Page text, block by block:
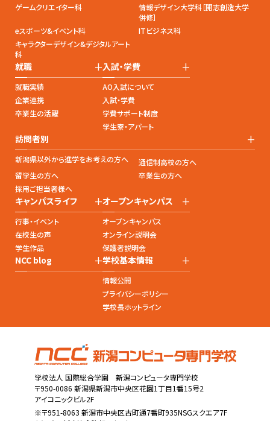
ゲームクリエイター科
情報デザイン大学科［開志創造大学
併修］
eスポーツ&イベント科
ITビジネス科
キャラクターデザイン&デジタルアート
科
就職 +
就職実績
企業連携
卒業生の活躍
入試・学費 +
AO入試について
入試・学費
学費サポート制度
学生寮・アパート
訪問者別 +
新潟県以外から進学をお考えの方へ
通信制高校の方へ
留学生の方へ
卒業生の方へ
採用ご担当者様へ
キャンパスライフ +
行事・イベント
在校生の声
学生作品
オープンキャンパス +
オープンキャンパス
オンライン説明会
保護者説明会
NCC blog +学校基本情報 +
情報公開
プライバシーポリシー
学校長ホットライン
学校法人 国際総合学園 新潟コンピュータ専門学校
〒950-0086 新潟県新潟市中央区花園1丁目1番15号2
アイコニックビル2F
※〒951-8063 新潟市中央区古町通7番町935NSGスクエア7F